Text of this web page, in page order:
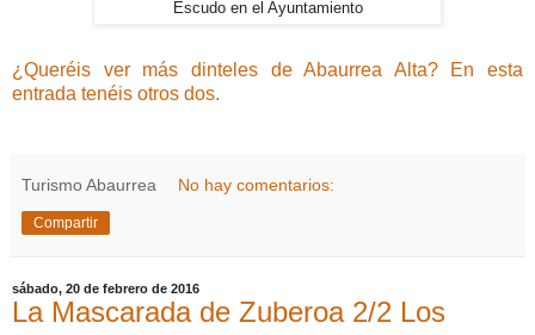
Escudo en el Ayuntamiento
¿Queréis ver más dinteles de Abaurrea Alta? En esta
entrada tenéis otros dos.
Turismo Abaurrea No hay comentarios:
Compartir
sábado, 20 de febrero de 2016
La Mascarada de Zuberoa 2/2 Los